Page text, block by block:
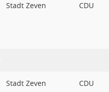
Stadt Zeven CDU
Stadt Zeven CDU